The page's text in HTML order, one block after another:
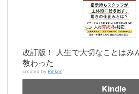
改訂版！ 人生で大切なことはみ
教わった
created by Rinker
Kindle